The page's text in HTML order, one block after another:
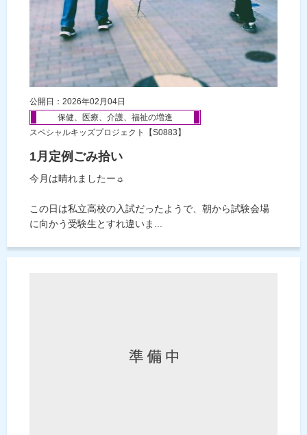
公開日：2026年02月04日
保健、医療、介護、福祉の増進
スペシャルキッズプロジェクト【S0883】
1月定例ごみ拾い
今月は晴れましたー☼
この日は私立高校の入試だったようで、朝から試験会場
に向かう受験生とすれ違いま...